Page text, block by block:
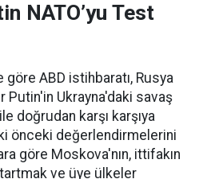
NATO’yu Test
göre ABD istihbaratı, Rusya
Putin'in Ukrayna'daki savaş
doğrudan karşı karşıya
önceki değerlendirmelerini
göre Moskova'nın, ittifakın
ve üye ülkeler